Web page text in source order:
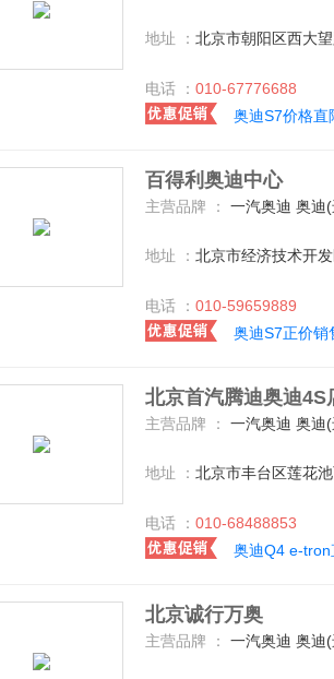
地址 ： 北京市朝阳区西大
电话 ： 010-67776688
奥迪S7价格直
百得利奥迪中心
主营品牌 ： 一汽奥迪 奥迪
地址 ： 北京市经济技术开
电话 ： 010-59659889
奥迪S7正价销
北京首汽腾迪奥迪4S
主营品牌 ： 一汽奥迪 奥迪
地址 ： 北京市丰台区莲花
电话 ： 010-68488853
奥迪Q4 e-
北京诚行万奥
主营品牌 ： 一汽奥迪 奥迪